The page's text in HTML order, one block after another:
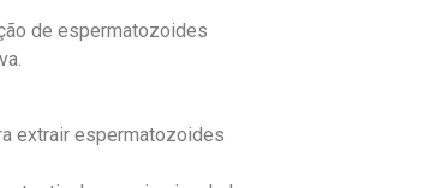
de espermatozoides
extrair espermatozoides